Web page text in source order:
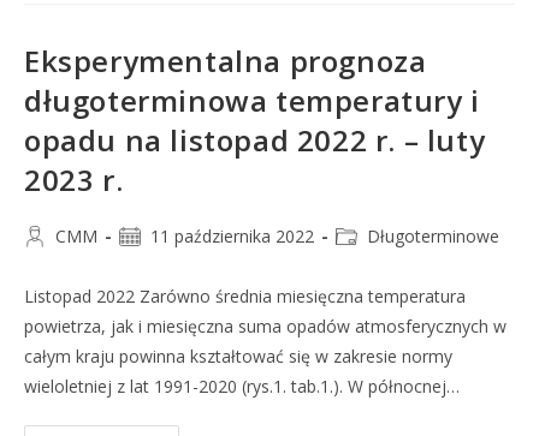
Eksperymentalna prognoza
długoterminowa temperatury i
opadu na listopad 2022 r. – luty
2023 r.
CMM 11 października 2022 Długoterminowe
Listopad 2022 Zarówno średnia miesięczna temperatura
powietrza, jak i miesięczna suma opadów atmosferycznych w
całym kraju powinna kształtować się w zakresie normy
wieloletniej z lat 1991-2020 (rys.1. tab.1.). W północnej…